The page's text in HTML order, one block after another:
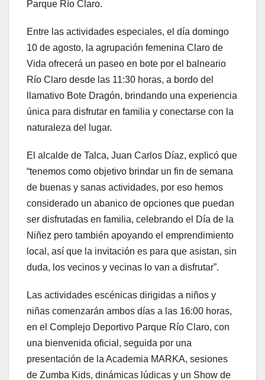
Parque Río Claro.
Entre las actividades especiales, el día domingo
10 de agosto, la agrupación femenina Claro de
Vida ofrecerá un paseo en bote por el balneario
Río Claro desde las 11:30 horas, a bordo del
llamativo Bote Dragón, brindando una experiencia
única para disfrutar en familia y conectarse con la
naturaleza del lugar.
El alcalde de Talca, Juan Carlos Díaz, explicó que
“tenemos como objetivo brindar un fin de semana
de buenas y sanas actividades, por eso hemos
considerado un abanico de opciones que puedan
ser disfrutadas en familia, celebrando el Día de la
Niñez pero también apoyando el emprendimiento
local, así que la invitación es para que asistan, sin
duda, los vecinos y vecinas lo van a disfrutar”.
Las actividades escénicas dirigidas a niños y
niñas comenzarán ambos días a las 16:00 horas,
en el Complejo Deportivo Parque Río Claro, con
una bienvenida oficial, seguida por una
presentación de la Academia MARKA, sesiones
de Zumba Kids, dinámicas lúdicas y un Show de